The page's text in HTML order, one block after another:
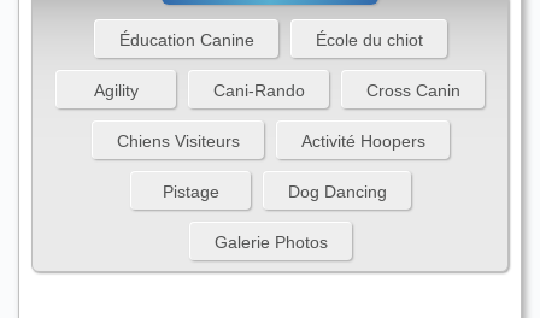
Éducation Canine École du chiot
Agility Cani-Rando Cross Canin
Chiens Visiteurs Activité Hoopers
Pistage Dog Dancing
Galerie Photos